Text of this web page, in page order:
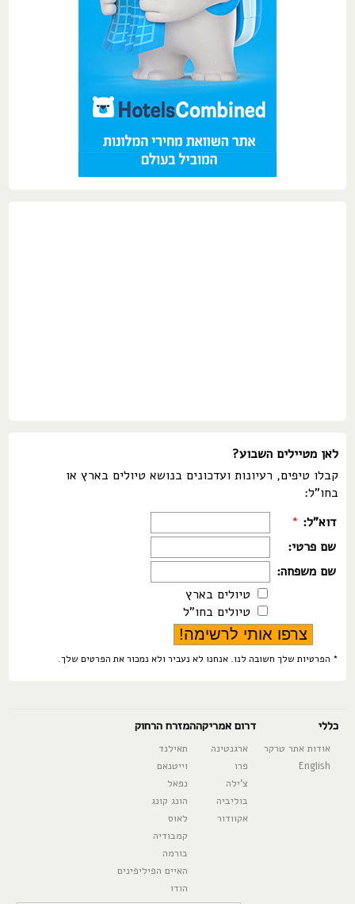
לאן מטיילים השבוע?
קבלו טיפים, רעיונות ועדכונים בנושא טיולים בארץ או
בחו"ל:
דוא"ל: *
שם פרטי:
שם משפחה:
טיולים בארץ
טיולים בחו"ל
* הפרטיות שלך חשובה לנו. אנחנו לא נעביר ולא נמכור את הפרטים שלך.
כללי
אודות אתר טרקר
English
דרום אמריקה
ארגנטינה
פרו
צ'ילה
בוליביה
אקוודור
המזרח הרחוק
תאילנד
וייטנאם
נפאל
הונג קונג
לאוס
קמבודיה
בורמה
האיים הפיליפינים
הודו